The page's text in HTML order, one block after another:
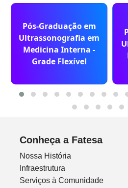
Pós-Graduação em
Ultrassonografia em
Medicina Interna -
Grade Flexível
Conheça a Fatesa
Nossa História
Infraestrutura
Serviços à Comunidade